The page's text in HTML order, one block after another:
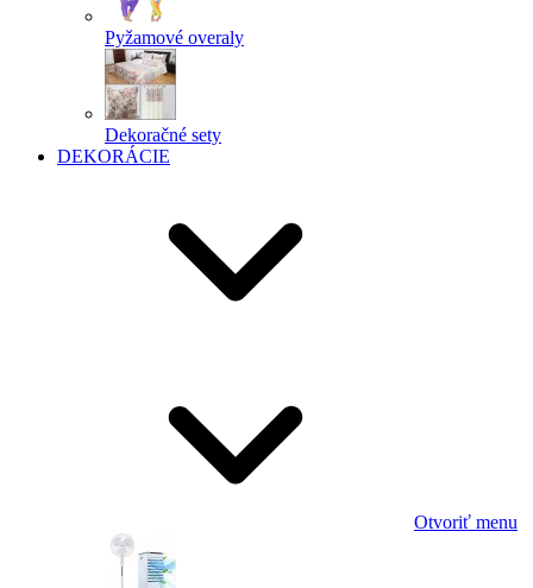
Pyžamové overaly
Dekoračné sety
DEKORÁCIE
Otvoriť menu